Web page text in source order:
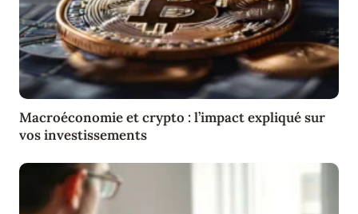
Macroéconomie et crypto : l’impact expliqué sur
vos investissements